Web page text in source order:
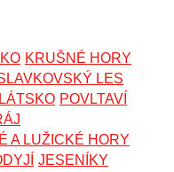
KRUŠNÉ HORY
LES
POVLTAVÍ
A LUŽICKÉ HORY
JESENÍKY